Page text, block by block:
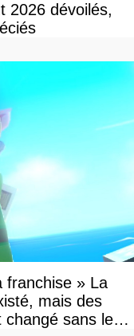
2026 dévoilés,
franchise » La
mais des
changé sans le